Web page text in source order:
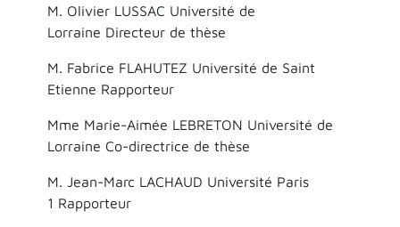
M. Olivier LUSSAC Université de
Lorraine Directeur de thèse
M. Fabrice FLAHUTEZ Université de Saint
Etienne Rapporteur
Mme Marie-Aimée LEBRETON Université de
Lorraine Co-directrice de thèse
M. Jean-Marc LACHAUD Université Paris
1 Rapporteur